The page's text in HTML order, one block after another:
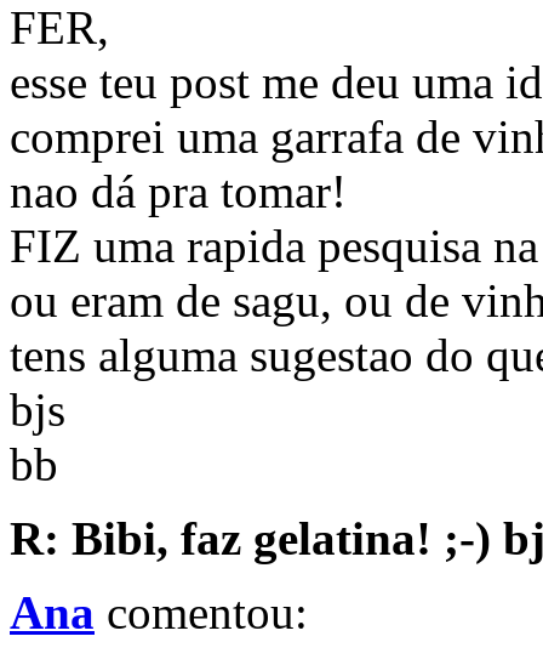
FER,
esse teu post me deu uma
comprei uma garrafa de
nao dá pra tomar!
FIZ uma rapida pesquisa
ou eram de sagu, ou de
tens alguma sugestao do
bjs
bb
R: Bibi, faz gelatina! ;-)
Ana comentou: